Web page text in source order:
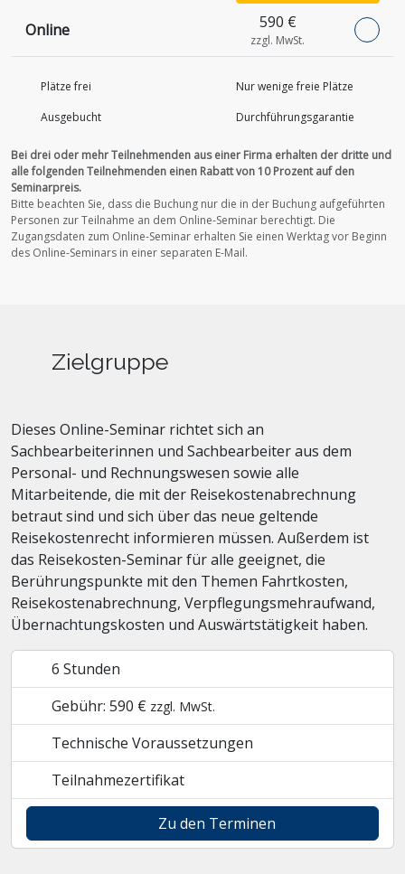
Online 590 €
zzgl. MwSt.
Plätze frei
Nur wenige freie Plätze
Ausgebucht
Durchführungs­garantie
Bei drei oder mehr Teilnehmenden aus einer Firma erhalten der dritte und
alle folgenden Teilnehmenden einen Rabatt von 10 Prozent auf den
Seminarpreis.
Bitte beachten Sie, dass die Buchung nur die in der Buchung aufgeführten
Personen zur Teilnahme an dem Online-Seminar berechtigt. Die
Zugangsdaten zum Online-Seminar erhalten Sie einen Werktag vor Beginn
des Online-Seminars in einer separaten E-Mail.
Zielgruppe
Dieses Online-Seminar richtet sich an
Sachbearbeiterinnen und Sachbearbeiter aus dem
Personal- und Rechnungswesen sowie alle
Mitarbeitende, die mit der Reisekostenabrechnung
betraut sind und sich über das neue geltende
Reisekostenrecht informieren müssen. Außerdem ist
das Reisekosten-Seminar für alle geeignet, die
Berührungspunkte mit den Themen Fahrtkosten,
Reisekostenabrechnung, Verpflegungsmehraufwand,
Übernachtungskosten und Auswärtstätigkeit haben.
6 Stunden
Gebühr: 590 € zzgl. MwSt.
Technische Voraussetzungen
Teilnahmezertifikat
Zu den Terminen